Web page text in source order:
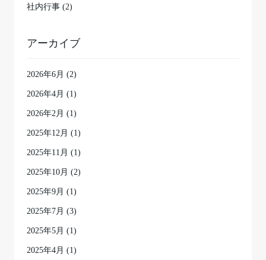
社内行事 (2)
アーカイブ
2026年6月 (2)
2026年4月 (1)
2026年2月 (1)
2025年12月 (1)
2025年11月 (1)
2025年10月 (2)
2025年9月 (1)
2025年7月 (3)
2025年5月 (1)
2025年4月 (1)